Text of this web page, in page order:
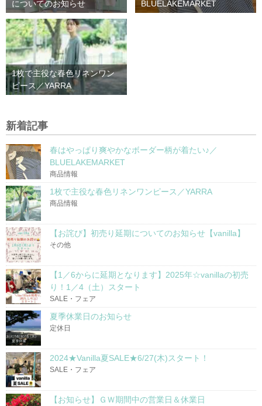
についてのお知らせ BLUELAKEMARKET
1枚で主役な春色リネンワン
ピース／YARRA
新着記事
春はやっぱり爽やかなボーダー柄が着たい♪／
BLUELAKEMARKET
商品情報
1枚で主役な春色リネンワンピース／YARRA
商品情報
【お詫び】初売り延期についてのお知らせ【vanilla】
その他
【1／6からに延期となります】2025年☆vanillaの初売
り！1／4（土）スタート
SALE・フェア
夏季休業日のお知らせ
定休日
2024★Vanilla夏SALE★6/27(木)スタート！
SALE・フェア
【お知らせ】ＧＷ期間中の営業日＆休業日